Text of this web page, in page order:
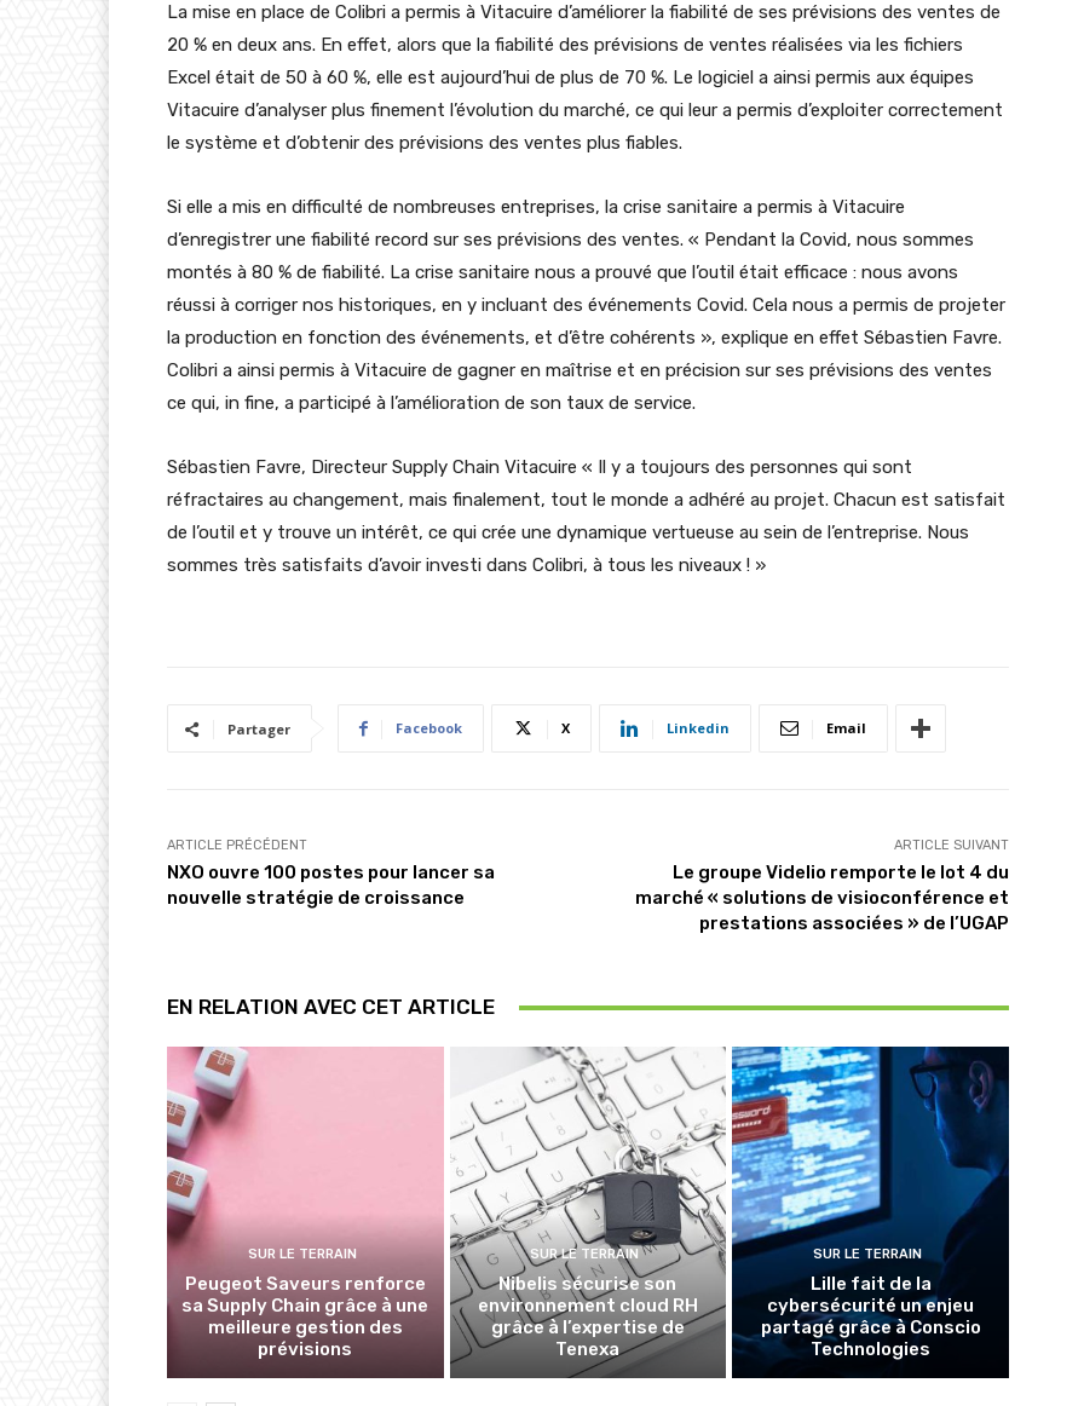
La mise en place de Colibri a permis à Vitacuire d’améliorer la fiabilité de ses prévisions des ventes de
20 % en deux ans. En effet, alors que la fiabilité des prévisions de ventes réalisées via les fichiers
Excel était de 50 à 60 %, elle est aujourd’hui de plus de 70 %. Le logiciel a ainsi permis aux équipes
Vitacuire d’analyser plus finement l’évolution du marché, ce qui leur a permis d’exploiter correctement
le système et d’obtenir des prévisions des ventes plus fiables.
Si elle a mis en difficulté de nombreuses entreprises, la crise sanitaire a permis à Vitacuire
d’enregistrer une fiabilité record sur ses prévisions des ventes. « Pendant la Covid, nous sommes
montés à 80 % de fiabilité. La crise sanitaire nous a prouvé que l’outil était efficace : nous avons
réussi à corriger nos historiques, en y incluant des événements Covid. Cela nous a permis de projeter
la production en fonction des événements, et d’être cohérents », explique en effet Sébastien Favre.
Colibri a ainsi permis à Vitacuire de gagner en maîtrise et en précision sur ses prévisions des ventes
ce qui, in fine, a participé à l’amélioration de son taux de service.
Sébastien Favre, Directeur Supply Chain Vitacuire « Il y a toujours des personnes qui sont
réfractaires au changement, mais finalement, tout le monde a adhéré au projet. Chacun est satisfait
de l’outil et y trouve un intérêt, ce qui crée une dynamique vertueuse au sein de l’entreprise. Nous
sommes très satisfaits d’avoir investi dans Colibri, à tous les niveaux ! »
Partager Facebook X Linkedin Email
ARTICLE PRÉCÉDENT
NXO ouvre 100 postes pour lancer sa
nouvelle stratégie de croissance
ARTICLE SUIVANT
Le groupe Videlio remporte le lot 4 du
marché « solutions de visioconférence et
prestations associées » de l’UGAP
EN RELATION AVEC CET ARTICLE
SUR LE TERRAIN
Peugeot Saveurs renforce
sa Supply Chain grâce à une
meilleure gestion des
prévisions
SUR LE TERRAIN
Nibelis sécurise son
environnement cloud RH
grâce à l’expertise de
Tenexa
SUR LE TERRAIN
Lille fait de la
cybersécurité un enjeu
partagé grâce à Conscio
Technologies